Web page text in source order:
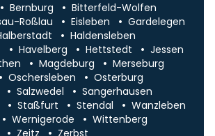
Bernburg
Bitterfeld-Wolfen
Roßlau Eisleben
Gardelegen
Haldensleben
Havelberg Hettstedt
Jessen
Magdeburg
Merseburg
Oschersleben
Osterburg
Salzwedel
Sangerhausen
Staßfurt Stendal
Wanzleben
Wernigerode
Wittenberg
Zeitz Zerbst